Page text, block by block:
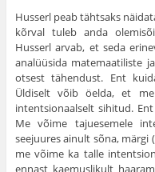
Husserl peab tähtsaks
kõrval tuleb anda
Husserl arvab, et seda
analüüsida matemaatiliste
otsest tähendust. Ent
Üldiselt võib öelda, et
intentsionaalselt sihitud.
Me võime taju­esemele
seejuures ainult sõna, märgi
me võime ka talle
ennast kaemuslikult